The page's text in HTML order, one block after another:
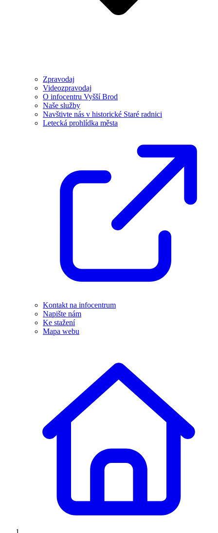
Zpravodaj
Videozpravodaj
O infocentru Vyšší Brod
Naše služby
Navštivte nás v historické Staré radnici
Letecká prohlídka města
Kontakt na infocentrum
Napište nám
Ke stažení
Mapa webu